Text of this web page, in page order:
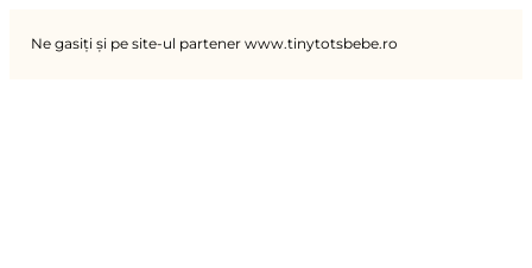
Ne gasiți și pe site-ul partener www.tinytotsbebe.ro